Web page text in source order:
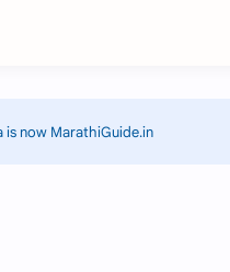
is now MarathiGuide.in